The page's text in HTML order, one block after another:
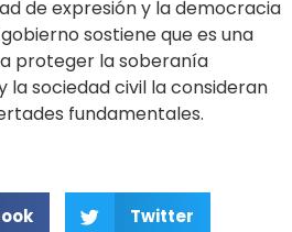
de expresión y la democracia
sostiene que es una
proteger la soberanía
la sociedad civil la consideran
fundamentales.
Twitter